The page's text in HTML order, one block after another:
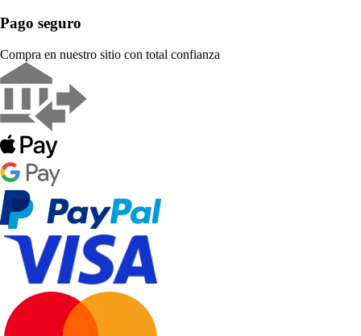
Pago seguro
Compra en nuestro sitio con total confianza